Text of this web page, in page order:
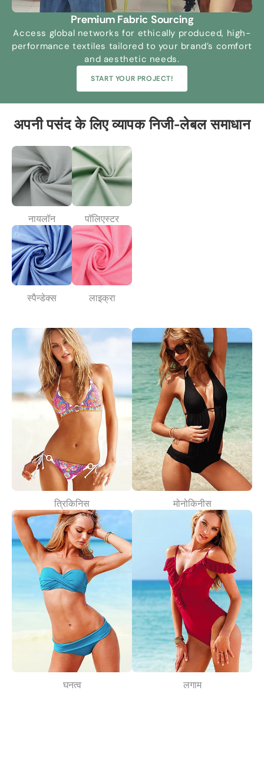
Premium Fabric Sourcing
Access global networks for ethically produced, high-
performance textiles tailored to your brand’s comfort
and aesthetic needs.
START YOUR PROJECT!
अपनी पसंद के लिए व्यापक निजी-लेबल समाधान
नायलॉन पॉलिएस्टर
स्पैन्डेक्स लाइक्रा
त्रिकिनिस मोनोकिनीस
घनत्व लगाम